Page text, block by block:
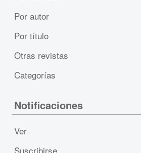
Por autor
Por título
Otras revistas
Categorías
Notificaciones
Ver
Suscribirse